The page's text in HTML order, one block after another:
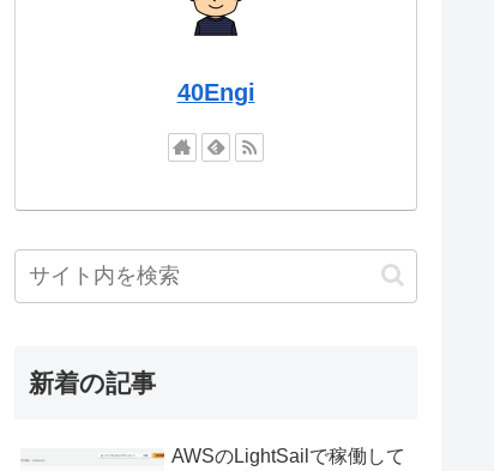
40Engi
新着の記事
AWSのLightSailで稼働して